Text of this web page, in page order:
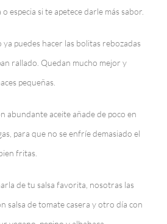
especia si te apetece darle más sabor.
puedes hacer las bolitas rebozadas
rallado. Quedan mucho mejor y
pequeñas.
abundante aceite añade de poco en
para que no se enfríe demasiado el
fritas.
de tu salsa favorita, nosotras las
salsa de tomate casera y otro día con